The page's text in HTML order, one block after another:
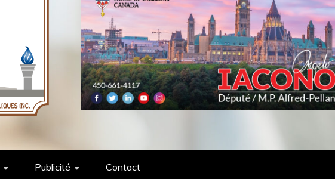
Publicité Contact